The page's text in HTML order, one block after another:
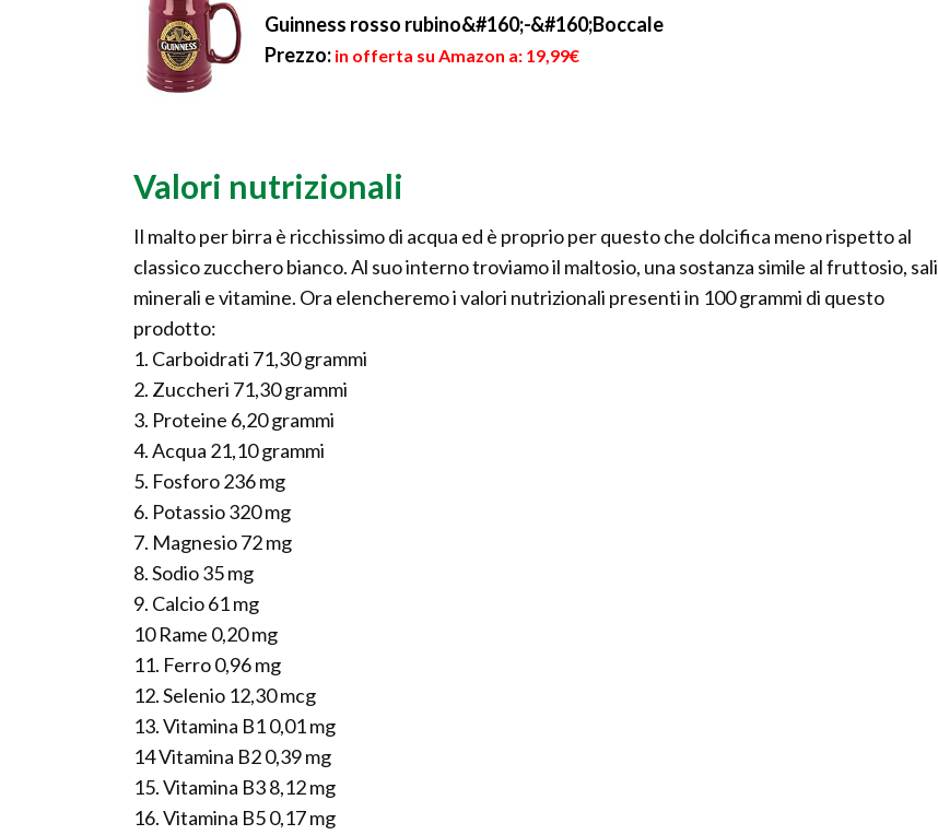
Guinness rosso rubino&#160;-&#160;Boccale
Prezzo: in offerta su Amazon a: 19,99€
Valori nutrizionali
Il malto per birra è ricchissimo di acqua ed è proprio per questo che dolcifica meno rispetto al
classico zucchero bianco. Al suo interno troviamo il maltosio, una sostanza simile al fruttosio, sali
minerali e vitamine. Ora elencheremo i valori nutrizionali presenti in 100 grammi di questo
prodotto:
1. Carboidrati 71,30 grammi
2. Zuccheri 71,30 grammi
3. Proteine 6,20 grammi
4. Acqua 21,10 grammi
5. Fosforo 236 mg
6. Potassio 320 mg
7. Magnesio 72 mg
8. Sodio 35 mg
9. Calcio 61 mg
10 Rame 0,20 mg
11. Ferro 0,96 mg
12. Selenio 12,30 mcg
13. Vitamina B1 0,01 mg
14 Vitamina B2 0,39 mg
15. Vitamina B3 8,12 mg
16. Vitamina B5 0,17 mg